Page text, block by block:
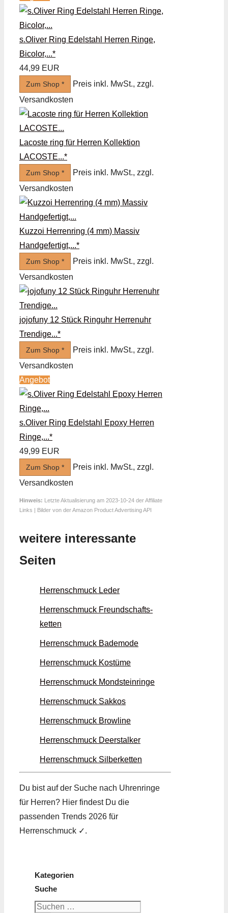
s.Oliver Ring Edelstahl Herren Ringe,
Bicolor,...*
44,99 EUR
Zum Shop *
Preis inkl. MwSt., zzgl.
Versandkosten
Lacoste ring für Herren Kollektion
LACOSTE...*
Zum Shop *
Preis inkl. MwSt., zzgl.
Versandkosten
Kuzzoi Herrenring (4 mm) Massiv
Handgefertigt,...*
Zum Shop *
Preis inkl. MwSt., zzgl.
Versandkosten
jojofuny 12 Stück Ringuhr Herrenuhr
Trendige...*
Zum Shop *
Preis inkl. MwSt., zzgl.
Versandkosten
Angebot
s.Oliver Ring Edelstahl Epoxy Herren
Ringe,...*
49,99 EUR
Zum Shop *
Preis inkl. MwSt., zzgl.
Versandkosten
Hinweis: Letzte Aktualisierung am 2023-10-24 der Affiliate
Links | Bilder von der Amazon Product Advertising API
weitere interessante
Seiten
Herrenschmuck Leder
Herrenschmuck Freund­schafts­
ketten
Herrenschmuck Bade­mode
Herrenschmuck Kostüme
Herrenschmuck Mondstein­ringe
Herrenschmuck Sakkos
Herrenschmuck Browline
Herrenschmuck Deer­stalker
Herrenschmuck Silber­ketten
Du bist auf der Suche nach Uhren­ringe
für Herren? Hier findest Du die
passenden Trends 2026 für
Herrenschmuck ✓.
Kategorien
Suche
Suchen